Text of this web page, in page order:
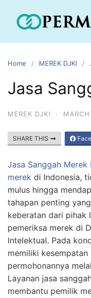
Home MEREK DJKI
Jasa
MEREK DJKI ·
SHARE THIS
Jasa Sanggah Merek
merek di Indonesia,
mulus hingga
tahapan penting
keberatan dari pihak
pemeriksa merek di
Intelektual. Pada
memiliki
permohonannya
Layanan jasa
membantu pemilik